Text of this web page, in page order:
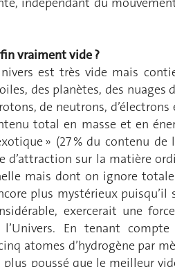
vraiment vide ?
est très vide mais
des planètes, des
de neutrons,
total en masse et en
» (27 % du contenu de
d’attraction sur la matière
mais dont on ignore
plus mystérieux
exercerait une
l’Univers. En tenant
atomes d’hydrogène par
poussé que le meilleur